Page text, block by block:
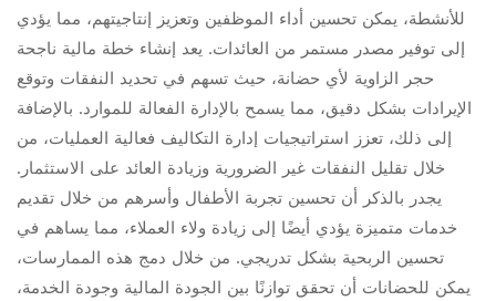
للأنشطة، يمكن تحسين أداء الموظفين وتعزيز إنتاجيتهم، مما يؤدي
إلى توفير مصدر مستمر من العائدات. يعد إنشاء خطة مالية ناجحة
حجر الزاوية لأي حضانة، حيث تسهم في تحديد النفقات وتوقع
الإيرادات بشكل دقيق، مما يسمح بالإدارة الفعالة للموارد. بالإضافة
إلى ذلك، تعزز استراتيجيات إدارة التكاليف فعالية العمليات، من
خلال تقليل النفقات غير الضرورية وزيادة العائد على الاستثمار.
يجدر بالذكر أن تحسين تجربة الأطفال وأسرهم من خلال تقديم
خدمات متميزة يؤدي أيضًا إلى زيادة ولاء العملاء، مما يساهم في
تحسين الربحية بشكل تدريجي. من خلال دمج هذه الممارسات،
يمكن للحضانات أن تحقق توازنًا بين الجودة المالية وجودة الخدمة،